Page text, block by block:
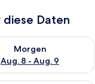
Daten
Aug. 7 - Aug. 8.
Morgen
Aug. 8 - Aug. 9
die Verfügbarkeit